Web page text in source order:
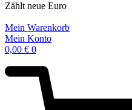
Zählt neue Euro
Mein Warenkorb
Mein Konto
0,00 € 0